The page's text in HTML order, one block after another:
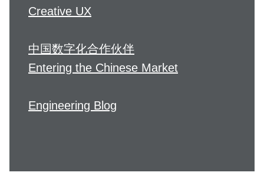
Creative UX
中国数字化合作伙伴
Entering the Chinese Market
Engineering Blog